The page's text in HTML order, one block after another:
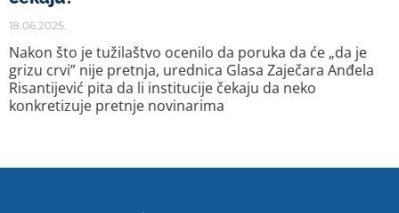
18.06.2025.
Nakon što je tužilaštvo ocenilo da poruka da će „da je
grizu crvi” nije pretnja, urednica Glasa Zaječara Anđela
Risantijević pita da li institucije čekaju da neko
konkretizuje pretnje novinarima